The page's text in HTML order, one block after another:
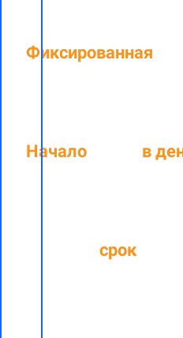
Фиксированная
Начало в
срок